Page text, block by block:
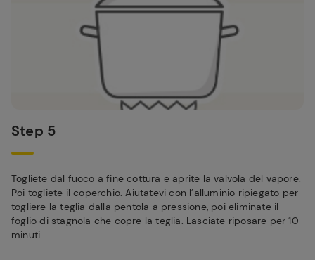
Step 5
Togliete dal fuoco a fine cottura e aprite la valvola del vapore.
Poi togliete il coperchio. Aiutatevi con l’alluminio ripiegato per
togliere la teglia dalla pentola a pressione, poi eliminate il
foglio di stagnola che copre la teglia. Lasciate riposare per 10
minuti.